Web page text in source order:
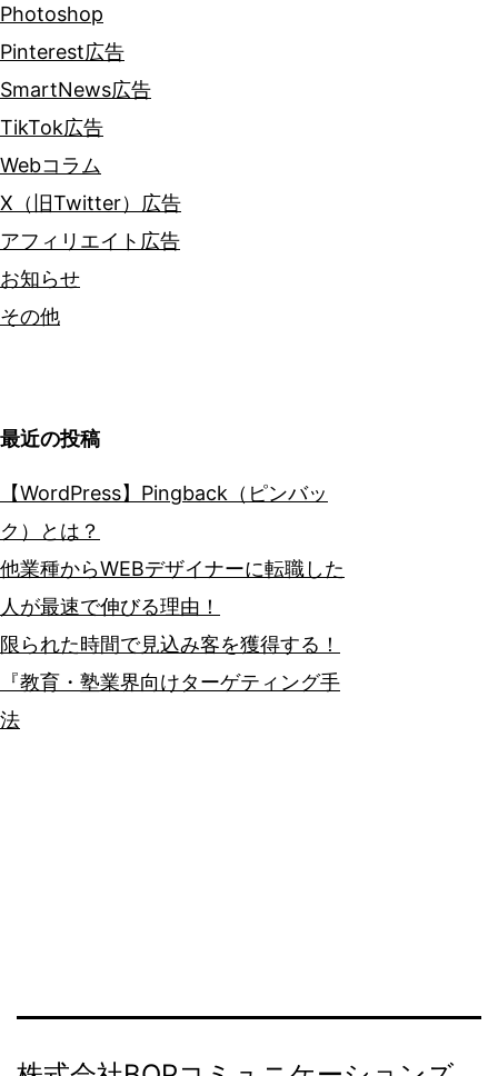
Photoshop
Pinterest広告
SmartNews広告
TikTok広告
Webコラム
X（旧Twitter）広告
アフィリエイト広告
お知らせ
その他
最近の投稿
【WordPress】Pingback（ピンバッ
ク）とは？
他業種からWEBデザイナーに転職した
人が最速で伸びる理由！
限られた時間で見込み客を獲得する！
『教育・塾業界向けターゲティング手
法